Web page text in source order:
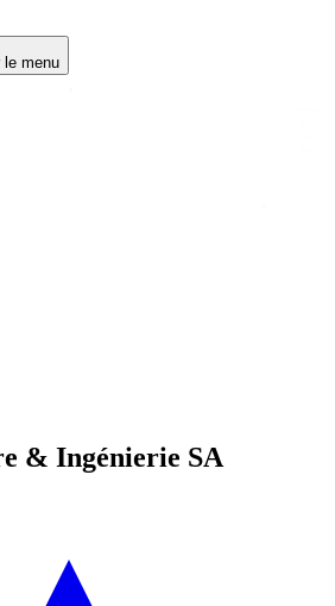
le menu
& Ingénierie SA